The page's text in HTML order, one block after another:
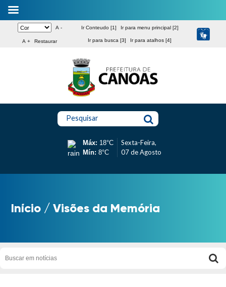
A -
A + Restaurar
Ir Conteudo [1] Ir para menu principal [2]
Ir para busca [3] Ir para atalhos [4]
Pesquisar
Máx: 18°C
Mín: 8°C
Sexta-Feira,
07 de Agosto
Início /Visões da Memória